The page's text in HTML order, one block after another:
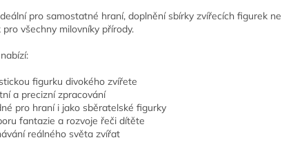
pro samostatné hraní, doplnění sbírky zvířecích figurek
pro všechny milovníky přírody.
figurku divokého zvířete
a precizní zpracování
pro hraní i jako sběratelské figurky
fantazie a rozvoje řeči dítěte
reálného světa zvířat